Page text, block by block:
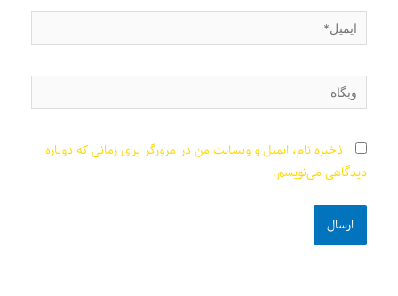
ایمیل*
وبگاه
ذخیره نام، ایمیل و وبسایت من در مرورگر برای زمانی که دوباره
دیدگاهی می‌نویسم.